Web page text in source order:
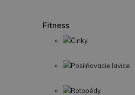
Fitness
Činky
Posilňovacie lavice
Rotopédy